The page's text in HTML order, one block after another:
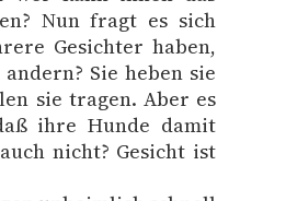
Nun fragt es sich
Gesichter haben,
Sie heben sie
sie tragen. Aber es
ihre Hunde damit
nicht? Gesicht ist